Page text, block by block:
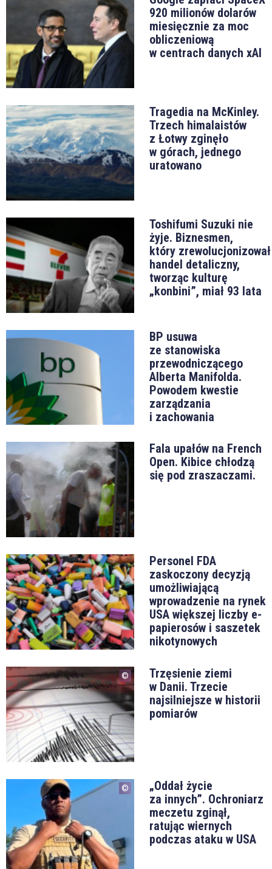
920 milionów dolarów
miesięcznie za moc
obliczeniową
w centrach danych xAI
Tragedia na McKinley.
Trzech himalaistów
z Łotwy zginęło
w górach, jednego
uratowano
Toshifumi Suzuki nie
żyje. Biznesmen,
który zrewolucjonizował
handel detaliczny,
tworząc kulturę
„konbini”, miał 93 lata
BP usuwa
ze stanowiska
przewodniczącego
Alberta Manifolda.
Powodem kwestie
zarządzania
i zachowania
Fala upałów na French
Open. Kibice chłodzą
się pod zraszaczami.
Personel FDA
zaskoczony decyzją
umożliwiającą
wprowadzenie na rynek
USA większej liczby e-
papierosów i saszetek
nikotynowych
Trzęsienie ziemi
w Danii. Trzecie
najsilniejsze w historii
pomiarów
„Oddał życie
za innych”. Ochroniarz
meczetu zginął,
ratując wiernych
podczas ataku w USA